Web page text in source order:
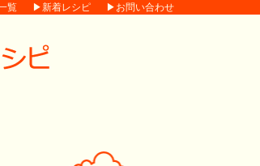
覧 ▶新着レシピ ▶お問い合わせ